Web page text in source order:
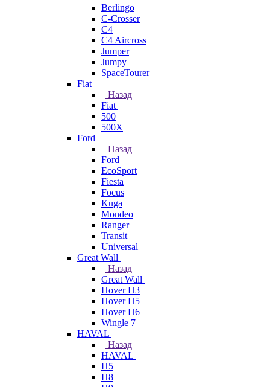
Berlingo
C-Crosser
C4
C4 Aircross
Jumper
Jumpy
SpaceTourer
Fiat
Назад
Fiat
500
500X
Ford
Назад
Ford
EcoSport
Fiesta
Focus
Kuga
Mondeo
Ranger
Transit
Universal
Great Wall
Назад
Great Wall
Hover H3
Hover H5
Hover H6
Wingle 7
HAVAL
Назад
HAVAL
H5
H8